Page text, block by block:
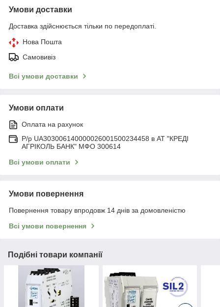
Умови доставки
Доставка здійснюється тільки по передоплаті.
Нова Пошта
Самовивіз
Всі умови доставки
Умови оплати
Оплата на рахунок
Р/р UA303006140000026001500234458 в АТ "КРЕДІ
АГРІКОЛЬ БАНК" МФО 300614
Всі умови оплати
Умови повернення
Повернення товару впродовж 14 днів за домовленістю
Всі умови повернення
Подібні товари компанії